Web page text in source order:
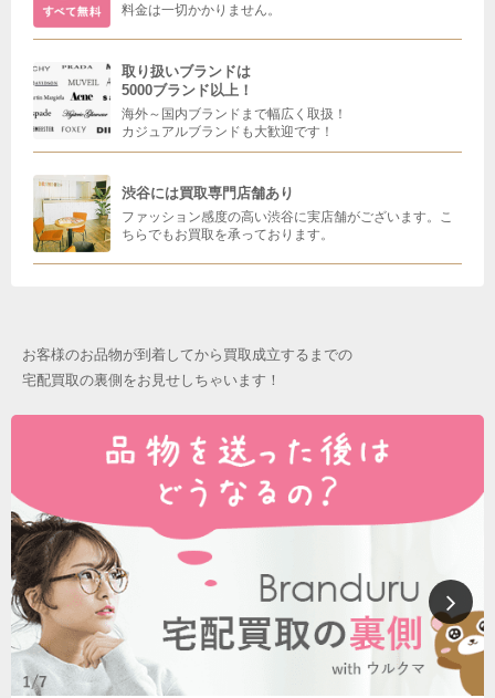
料金は一切かかりません。
取り扱いブランドは
5000ブランド以上！
海外～国内ブランドまで幅広く取扱！
カジュアルブランドも大歓迎です！
渋谷には買取専門店舗あり
ファッション感度の高い渋谷に実店舗がございます。こ
ちらでもお買取を承っております。
お客様のお品物が到着してから買取成立するまでの
宅配買取の裏側をお見せしちゃいます！